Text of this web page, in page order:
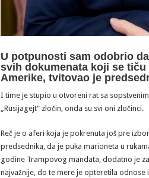
U potpunosti sam odobrio
svih dokumenata koji se
Amerike, tvitovao je
I time je stupio u otvoreni rat sa
„Rusijagejt“ zločin, onda su svi oni zločinci.
Reč je o aferi koja je pokrenuta još pre
predsednika, da je puka marioneta u
godine Trampovog mandata, dodatno je
najvažnije, do te mere je opteretila